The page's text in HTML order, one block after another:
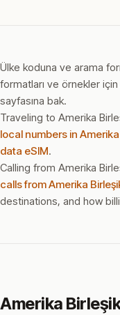
Ülke koduna ve arama
formatları ve örnekler için
sayfasına bak.
Traveling to Amerika
local numbers in
data eSIM.
Calling from Amerika
calls from Amerika
destinations, and how
Amerika